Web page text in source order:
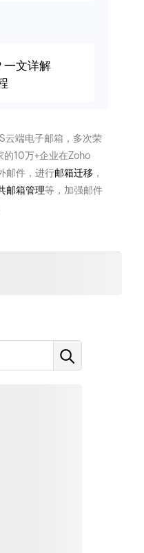
一文详解
云端电子邮箱，多次荣
10万+企业在Zoho
邮件，进行邮箱迁移 ，
邮箱管理等，加强邮件